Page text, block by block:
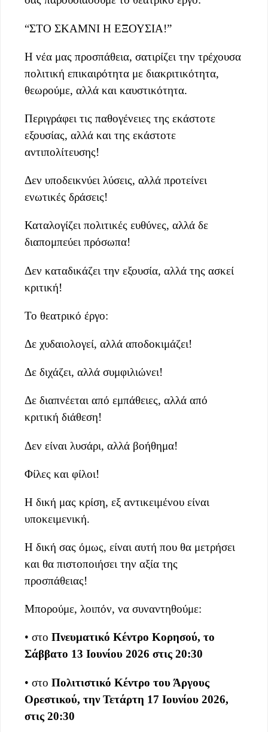
“ΣΤΟ ΣΚΑΜΝΙ Η ΕΞΟΥΣΙΑ!”
Η νέα μας προσπάθεια, σατιρίζει την τρέχουσα
πολιτική επικαιρότητα με διακριτικότητα,
θεωρούμε, αλλά και καυστικότητα.
Περιγράφει τις παθογένειες της εκάστοτε
εξουσίας, αλλά και της εκάστοτε
αντιπολίτευσης!
Δεν υποδεικνύει λύσεις, αλλά προτείνει
ενωτικές δράσεις!
Καταλογίζει πολιτικές ευθύνες, αλλά δε
διαπομπεύει πρόσωπα!
Δεν καταδικάζει την εξουσία, αλλά της ασκεί
κριτική!
Το θεατρικό έργο:
Δε χυδαιολογεί, αλλά αποδοκιμάζει!
Δε διχάζει, αλλά συμφιλιώνει!
Δε διαπνέεται από εμπάθειες, αλλά από
κριτική διάθεση!
Δεν είναι λυσάρι, αλλά βοήθημα!
Φίλες και φίλοι!
Η δική μας κρίση, εξ αντικειμένου είναι
υποκειμενική.
Η δική σας όμως, είναι αυτή που θα μετρήσει
και θα πιστοποιήσει την αξία της
προσπάθειας!
Μπορούμε, λοιπόν, να συναντηθούμε:
• στο Πνευματικό Κέντρο Κορησού, το
Σάββατο 13 Ιουνίου 2026 στις 20:30
• στο Πολιτιστικό Κέντρο του Άργους
Ορεστικού, την Τετάρτη 17 Ιουνίου 2026,
στις 20:30